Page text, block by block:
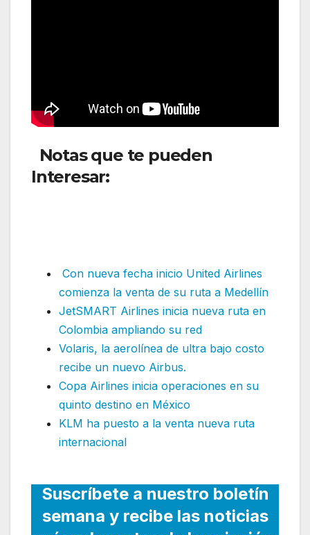
Notas que te pueden
Interesar:
Con nueva fecha inicio United Airlines
comienza la venta de su ruta a Medellín
JetSMART Airlines inicia nueva ruta en
Colombia ampliando su red
Volaris, la aerolínea de ultra bajo costo
recibe un nuevo Airbus.
Copa Airlines inicia operaciones en su
quinto destino en México
KLM ha puesto a la venta nueva ruta
internacional
Suscríbete a nuestro boletín
semana y recibe las noticias